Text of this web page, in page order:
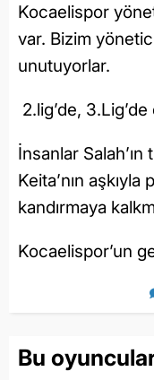
Kocaelispor
var. Bizim
unutuyorlar.
2.lig’de,
İnsanlar
Keita’nın
kandırmaya
Kocaelispor’un
Bu